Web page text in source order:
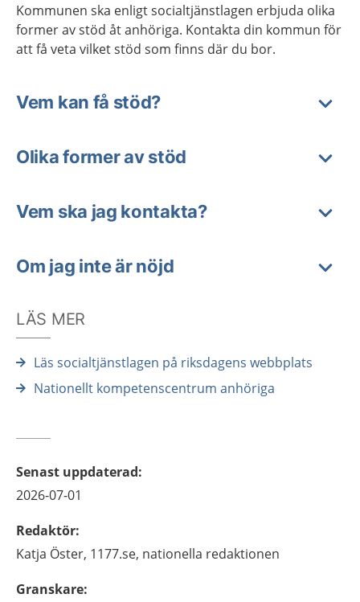
Kommunen ska enligt socialtjänstlagen erbjuda olika
former av stöd åt anhöriga. Kontakta din kommun för
att få veta vilket stöd som finns där du bor.
Vem kan få stöd?
Olika former av stöd
Vem ska jag kontakta?
Om jag inte är nöjd
LÄS MER
Läs socialtjänstlagen på riksdagens webbplats
Nationellt kompetenscentrum anhöriga
Senast uppdaterad:
2026-07-01
Redaktör:
Katja Öster, 1177.se, nationella redaktionen
Granskare: